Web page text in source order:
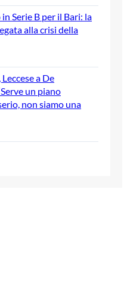
Serie B per il Bari: la
alla crisi della
a De
un piano
non siamo una